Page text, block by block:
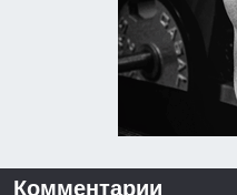
Комментарии